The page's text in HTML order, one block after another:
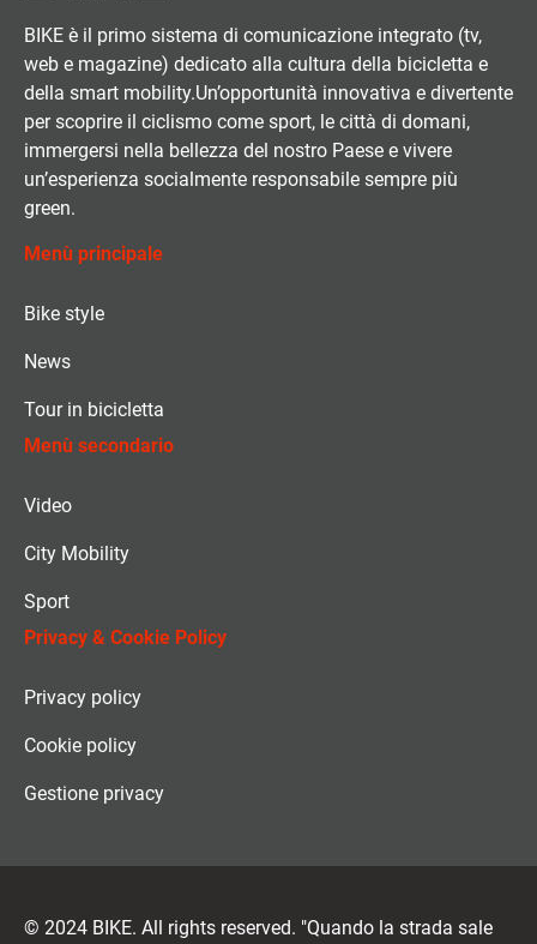
BIKE è il primo sistema di comunicazione integrato (tv,
web e magazine) dedicato alla cultura della bicicletta e
della smart mobility.Un’opportunità innovativa e divertente
per scoprire il ciclismo come sport, le città di domani,
immergersi nella bellezza del nostro Paese e vivere
un’esperienza socialmente responsabile sempre più
green.
Menù principale
Bike style
News
Tour in bicicletta
Menù secondario
Video
City Mobility
Sport
Privacy & Cookie Policy
Privacy policy
Cookie policy
Gestione privacy
© 2024 BIKE. All rights reserved. "Quando la strada sale